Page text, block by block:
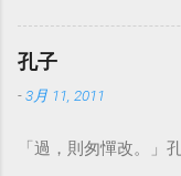
華名言 - Chinese
孔子
-3月 11, 2011
「過，則匆憚改。」